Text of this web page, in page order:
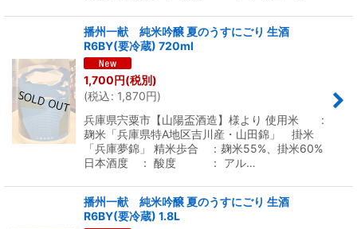
播州一献 純米吟醸 夏のうすにごり 生酒
R6BY(要冷蔵) 720ml
1,700円(税別)
(税込: 1,870円)
兵庫県宍粟市【山陽盃酒造】様より 使用米 :
麹米「兵庫県特A地区吉川産・山田錦」 掛米
「兵庫夢錦」 精米歩合 ：麹米55%、掛米60%
日本酒度 ： 酸度 ： アル…
播州一献 純米吟醸 夏のうすにごり 生酒
R6BY(要冷蔵) 1.8L